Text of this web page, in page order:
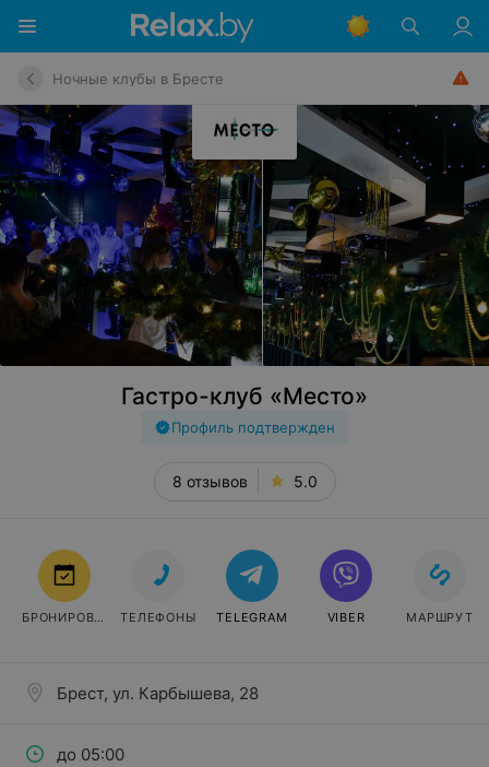
Ночные клубы в Бресте
Гастро-клуб «Место»
Профиль подтвержден
8 отзывов 5.0
Брест, ул. Карбышева, 28
до 05:00
БРОНИРОВАТЬ ТЕЛЕФОНЫ TELEGRAM VIBER МАРШРУТ